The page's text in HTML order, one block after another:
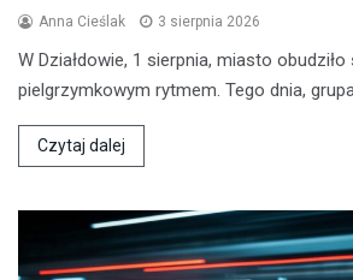
Anna Cieślak 3 sierpnia 2026
W Działdowie, 1 sierpnia, miasto
pielgrzymkowym rytmem. Tego dnia,
Czytaj dalej